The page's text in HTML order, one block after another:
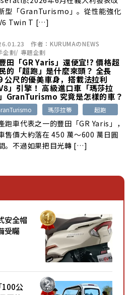
型「GranTurismo」。從性能強化
Twin T […]
作者： KURUMAのNEWS
企劃/ 專題企劃
田「GR Yaris」還便宜!? 價格超
的「超跑」是什麼來頭？ 全長
公尺的優美車身，搭載法拉利
V8」引擎！ 高級進口車「瑪莎拉
GranTurismo 究竟是怎樣的車？
瑪莎拉蒂 超跑
跑車代表之一的豐田「GR Yaris」，
售價大約落在 450 萬～600 萬日圓
。不過如果把目光轉 […]
安全帽
受矚
各項
100公